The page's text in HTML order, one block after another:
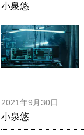
小泉悠
2021年9月30日
小泉悠